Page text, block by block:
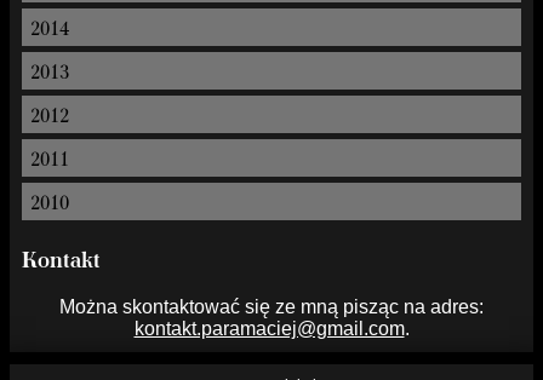
2014
2013
2012
2011
2010
Kontakt
Można skontaktować się ze mną pisząc na adres:
kontakt.paramaciej@gmail.com.